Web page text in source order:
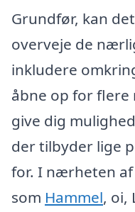
Grundfør, kan
overveje de
inkludere
åbne op for flere
give dig
der tilbyder lige
for. I nærheten
som Hammel, oi,